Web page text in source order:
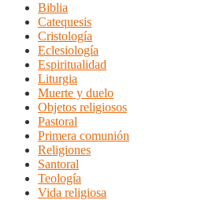
Biblia
Catequesis
Cristología
Eclesiología
Espiritualidad
Liturgia
Muerte y duelo
Objetos religiosos
Pastoral
Primera comunión
Religiones
Santoral
Teología
Vida religiosa